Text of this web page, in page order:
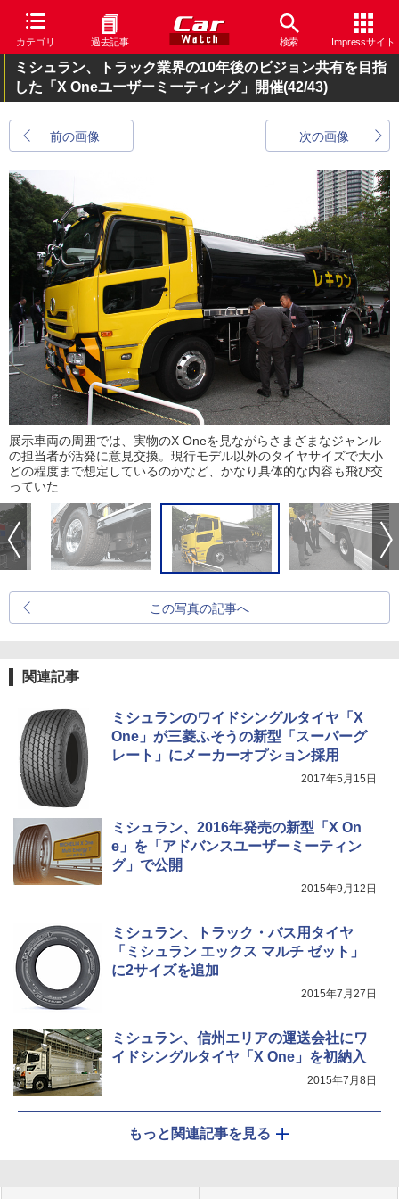
カテゴリ 過去記事 検索 Impressサイト
ミシュラン、トラック業界の10年後のビジョン共有を目指
した「X Oneユーザーミーティング」開催(42/43)
前の画像 次の画像
展示車両の周囲では、実物のX Oneを見ながらさまざまなジャンル
の担当者が活発に意見交換。現行モデル以外のタイヤサイズで大小
どの程度まで想定しているのかなど、かなり具体的な内容も飛び交
っていた
この写真の記事へ
関連記事
ミシュランのワイドシングルタイヤ「X
One」が三菱ふそうの新型「スーパーグ
レート」にメーカーオプション採用
2017年5月15日
ミシュラン、2016年発売の新型「X On
e」を「アドバンスユーザーミーティン
グ」で公開
2015年9月12日
ミシュラン、トラック・バス用タイヤ
「ミシュラン エックス マルチ ゼット」
に2サイズを追加
2015年7月27日
ミシュラン、信州エリアの運送会社にワ
イドシングルタイヤ「X One」を初納入
2015年7月8日
もっと関連記事を見る